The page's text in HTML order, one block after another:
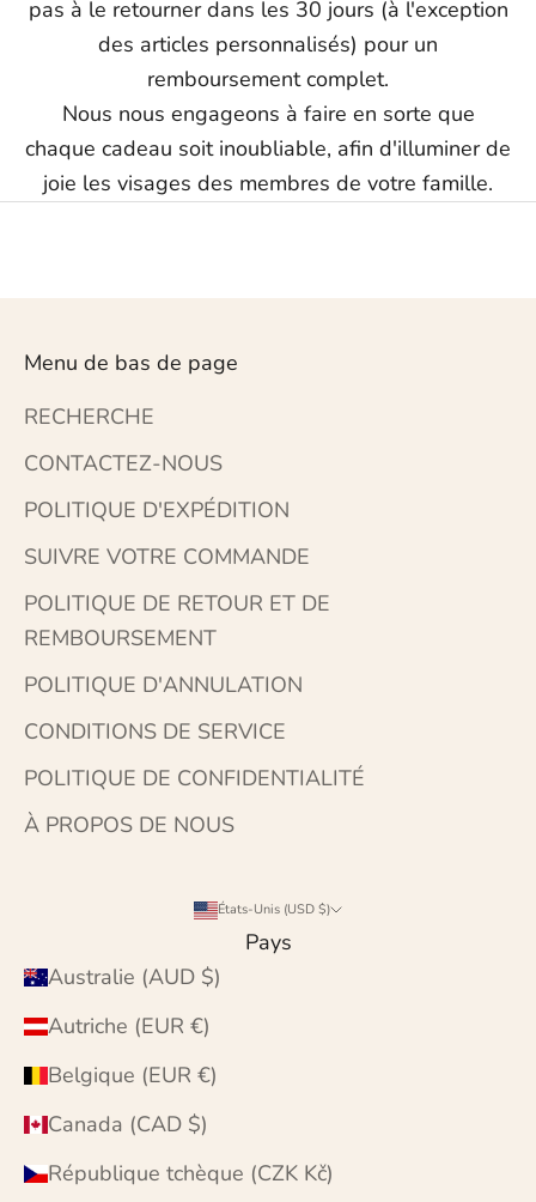
pas à le retourner dans les 30 jours (à l'exception
des articles personnalisés) pour un
remboursement complet.
Nous nous engageons à faire en sorte que
chaque cadeau soit inoubliable, afin d'illuminer de
joie les visages des membres de votre famille.
Menu de bas de page
RECHERCHE
CONTACTEZ-NOUS
POLITIQUE D'EXPÉDITION
SUIVRE VOTRE COMMANDE
POLITIQUE DE RETOUR ET DE
REMBOURSEMENT
POLITIQUE D'ANNULATION
CONDITIONS DE SERVICE
POLITIQUE DE CONFIDENTIALITÉ
À PROPOS DE NOUS
États-Unis (USD $)
Pays
Australie (AUD $)
Autriche (EUR €)
Belgique (EUR €)
Canada (CAD $)
République tchèque (CZK Kč)